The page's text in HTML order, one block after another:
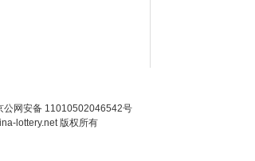
公网安备 11010502046542号
lottery.net 版权所有